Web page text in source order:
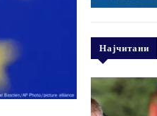
Најчитани